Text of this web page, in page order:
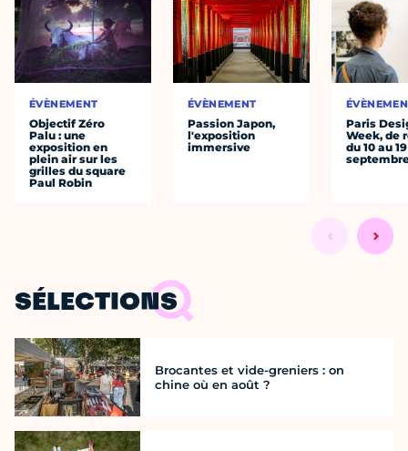
ÉVÈNEMENT
Objectif Zéro
Palu : une
exposition en
plein air sur les
grilles du square
Paul Robin
ÉVÈNEMENT
Passion Japon,
l'exposition
immersive
Paris
Week, de
du 10 au 19
SÉLECTIONS
Brocantes et vide-greniers : on
chine où en août ?